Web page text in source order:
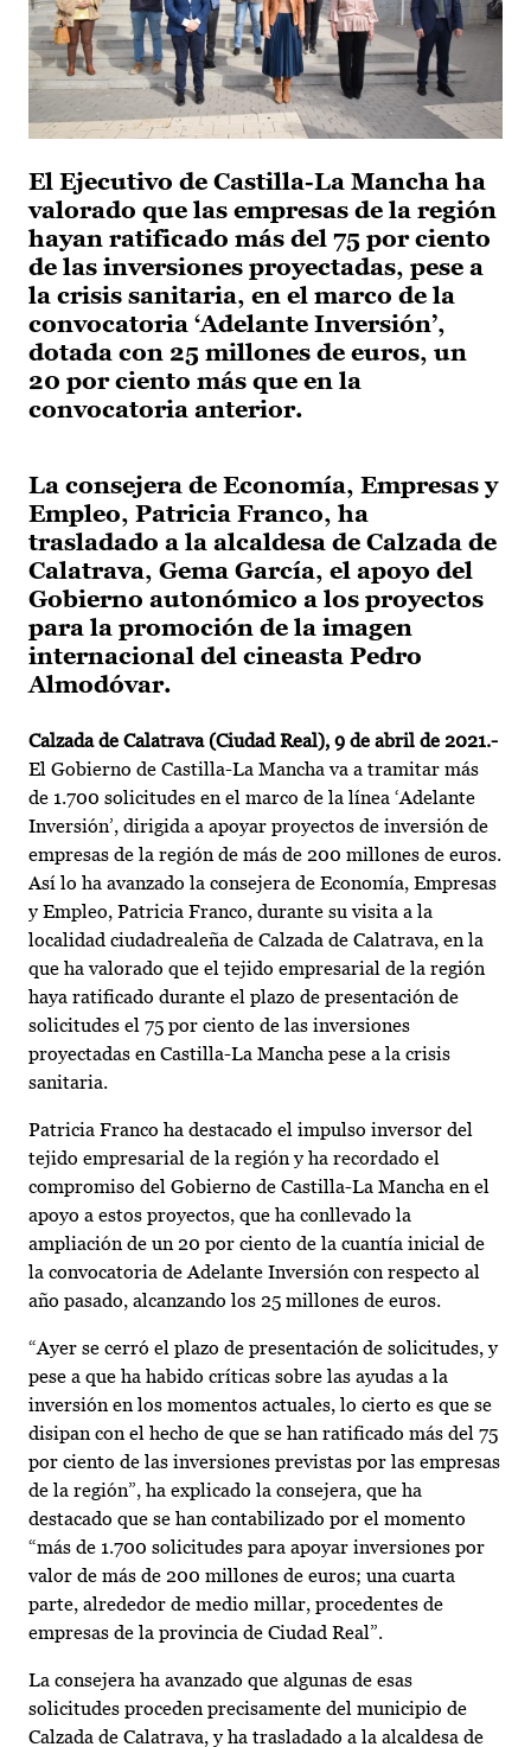
El Ejecutivo de Castilla-La Mancha ha
valorado que las empresas de la región
hayan ratificado más del 75 por ciento
de las inversiones proyectadas, pese a
la crisis sanitaria, en el marco de la
convocatoria ‘Adelante Inversión’,
dotada con 25 millones de euros, un
20 por ciento más que en la
convocatoria anterior.
La consejera de Economía, Empresas y
Empleo, Patricia Franco, ha
trasladado a la alcaldesa de Calzada de
Calatrava, Gema García, el apoyo del
Gobierno autonómico a los proyectos
para la promoción de la imagen
internacional del cineasta Pedro
Almodóvar.
Calzada de Calatrava (Ciudad Real), 9 de abril de 2021.-
El Gobierno de Castilla-La Mancha va a tramitar más
de 1.700 solicitudes en el marco de la línea ‘Adelante
Inversión’, dirigida a apoyar proyectos de inversión de
empresas de la región de más de 200 millones de euros.
Así lo ha avanzado la consejera de Economía, Empresas
y Empleo, Patricia Franco, durante su visita a la
localidad ciudadrealeña de Calzada de Calatrava, en la
que ha valorado que el tejido empresarial de la región
haya ratificado durante el plazo de presentación de
solicitudes el 75 por ciento de las inversiones
proyectadas en Castilla-La Mancha pese a la crisis
sanitaria.
Patricia Franco ha destacado el impulso inversor del
tejido empresarial de la región y ha recordado el
compromiso del Gobierno de Castilla-La Mancha en el
apoyo a estos proyectos, que ha conllevado la
ampliación de un 20 por ciento de la cuantía inicial de
la convocatoria de Adelante Inversión con respecto al
año pasado, alcanzando los 25 millones de euros.
“Ayer se cerró el plazo de presentación de solicitudes, y
pese a que ha habido críticas sobre las ayudas a la
inversión en los momentos actuales, lo cierto es que se
disipan con el hecho de que se han ratificado más del 75
por ciento de las inversiones previstas por las empresas
de la región”, ha explicado la consejera, que ha
destacado que se han contabilizado por el momento
“más de 1.700 solicitudes para apoyar inversiones por
valor de más de 200 millones de euros; una cuarta
parte, alrededor de medio millar, procedentes de
empresas de la provincia de Ciudad Real”.
La consejera ha avanzado que algunas de esas
solicitudes proceden precisamente del municipio de
Calzada de Calatrava, y ha trasladado a la alcaldesa de